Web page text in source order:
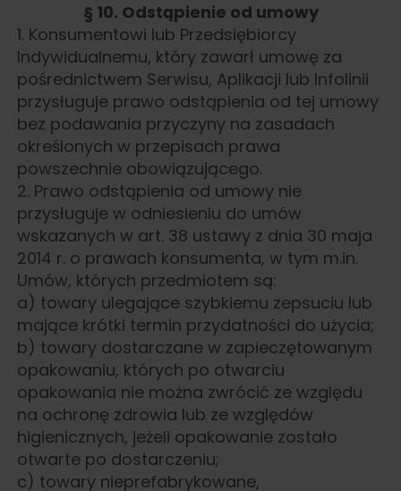
§ 10. Odstąpienie od umowy
1. Konsumentowi lub Przedsiębiorcy
Indywidualnemu, który zawarł umowę za
pośrednictwem Serwisu, Aplikacji lub Infolinii
przysługuje prawo odstąpienia od tej umowy
bez podawania przyczyny na zasadach
określonych w przepisach prawa
powszechnie obowiązującego.
2. Prawo odstąpienia od umowy nie
przysługuje w odniesieniu do umów
wskazanych w art. 38 ustawy z dnia 30 maja
2014 r. o prawach konsumenta, w tym m.in.
Umów, których przedmiotem są:
a) towary ulegające szybkiemu zepsuciu lub
mające krótki termin przydatności do użycia;
b) towary dostarczane w zapieczętowanym
opakowaniu, których po otwarciu
opakowania nie można zwrócić ze względu
na ochronę zdrowia lub ze względów
higienicznych, jeżeli opakowanie zostało
otwarte po dostarczeniu;
c) towary nieprefabrykowane,